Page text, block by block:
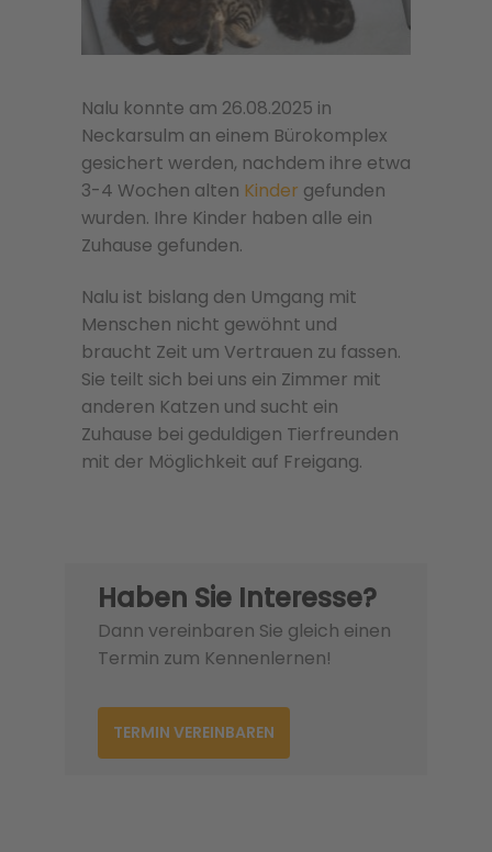
Nalu konnte am 26.08.2025 in
Neckarsulm an einem Bürokomplex
gesichert werden, nachdem ihre etwa
3-4 Wochen alten Kinder gefunden
wurden. Ihre Kinder haben alle ein
Zuhause gefunden.
Nalu ist bislang den Umgang mit
Menschen nicht gewöhnt und
braucht Zeit um Vertrauen zu fassen.
Sie teilt sich bei uns ein Zimmer mit
anderen Katzen und sucht ein
Zuhause bei geduldigen Tierfreunden
mit der Möglichkeit auf Freigang.
Haben Sie Interesse?
Dann vereinbaren Sie gleich einen
Termin zum Kennenlernen!
TERMIN VEREINBAREN